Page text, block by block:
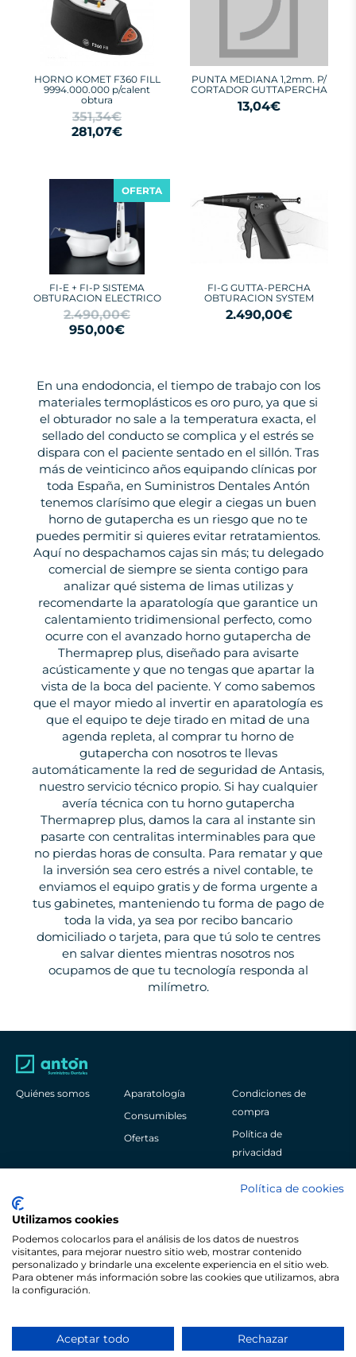
HORNO KOMET F360 FILL
9994.000.000 p/calent
obtura
351,34€
281,07€
PUNTA MEDIANA 1,2mm. P/
CORTADOR GUTTAPERCHA
13,04€
FI-E + FI-P SISTEMA
OBTURACION ELECTRICO
2.490,00€
950,00€
OFERTA
FI-G GUTTA-PERCHA
OBTURACION SYSTEM
2.490,00€
En una endodoncia, el tiempo de trabajo con los
materiales termoplásticos es oro puro, ya que si
el obturador no sale a la temperatura exacta, el
sellado del conducto se complica y el estrés se
dispara con el paciente sentado en el sillón. Tras
más de veinticinco años equipando clínicas por
toda España, en Suministros Dentales Antón
tenemos clarísimo que elegir a ciegas un buen
horno de gutapercha es un riesgo que no te
puedes permitir si quieres evitar retratamientos.
Aquí no despachamos cajas sin más; tu delegado
comercial de siempre se sienta contigo para
analizar qué sistema de limas utilizas y
recomendarte la aparatología que garantice un
calentamiento tridimensional perfecto, como
ocurre con el avanzado horno gutapercha de
Thermaprep plus, diseñado para avisarte
acústicamente y que no tengas que apartar la
vista de la boca del paciente. Y como sabemos
que el mayor miedo al invertir en aparatología es
que el equipo te deje tirado en mitad de una
agenda repleta, al comprar tu horno de
gutapercha con nosotros te llevas
automáticamente la red de seguridad de Antasis,
nuestro servicio técnico propio. Si hay cualquier
avería técnica con tu horno gutapercha
Thermaprep plus, damos la cara al instante sin
pasarte con centralitas interminables para que
no pierdas horas de consulta. Para rematar y que
la inversión sea cero estrés a nivel contable, te
enviamos el equipo gratis y de forma urgente a
tus gabinetes, manteniendo tu forma de pago de
toda la vida, ya sea por recibo bancario
domiciliado o tarjeta, para que tú solo te centres
en salvar dientes mientras nosotros nos
ocupamos de que tu tecnología responda al
milímetro.
Quiénes somos
Aparatología
Consumibles
Ofertas
Condiciones de
compra
Política de
privacidad
Pol. Ind. Sangroniz Iberre Kalea, 3
+34 944 530 622
Política de cookies
Utilizamos cookies
Podemos colocarlos para el análisis de los datos de nuestros
visitantes, para mejorar nuestro sitio web, mostrar contenido
personalizado y brindarle una excelente experiencia en el sitio web.
Para obtener más información sobre las cookies que utilizamos, abra
la configuración.
Aceptar todo Rechazar